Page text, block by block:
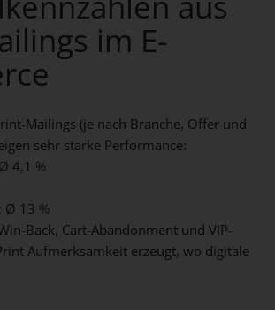
im E-
Mailings (je nach Branche, Offer und
sehr starke Performance:
4,1 %
Ø 13 %
Back, Cart-Abandonment und VIP-
Aufmerksamkeit erzeugt, wo digitale